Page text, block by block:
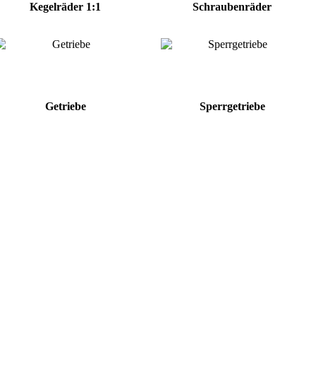
Kegelräder 1:1 Schraubenräder
Getriebe
Sperrgetriebe